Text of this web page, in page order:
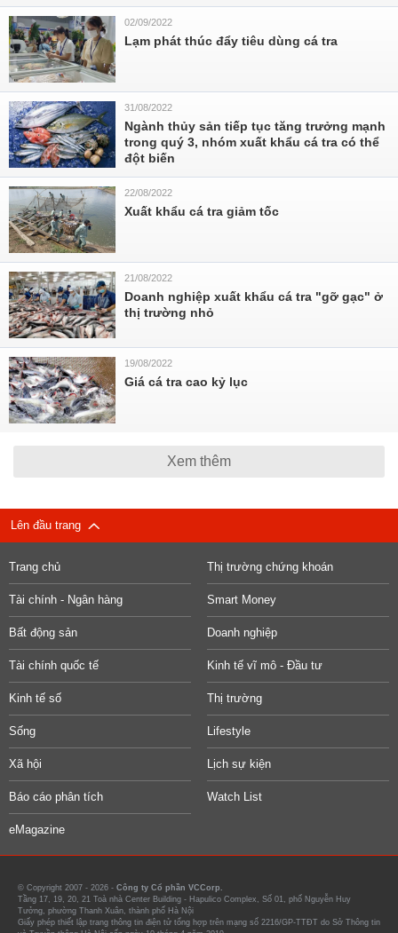
02/09/2022
Lạm phát thúc đẩy tiêu dùng cá tra
31/08/2022
Ngành thủy sản tiếp tục tăng trưởng mạnh
trong quý 3, nhóm xuất khẩu cá tra có thể
đột biến
22/08/2022
Xuất khẩu cá tra giảm tốc
21/08/2022
Doanh nghiệp xuất khẩu cá tra "gỡ gạc" ở
thị trường nhỏ
19/08/2022
Giá cá tra cao kỷ lục
Xem thêm
Lên đầu trang
Trang chủ Thị trường chứng khoán
Tài chính - Ngân hàng Smart Money
Bất động sản Doanh nghiệp
Tài chính quốc tế Kinh tế vĩ mô - Đầu tư
Kinh tế số Thị trường
Sống Lifestyle
Xã hội Lịch sự kiện
Báo cáo phân tích Watch List
eMagazine
© Copyright 2007 - 2026 - Công ty Cổ phần VCCorp.
Tầng 17, 19, 20, 21 Toà nhà Center Building - Hapulico Complex, Số 01, phố Nguyễn Huy
Tưởng, phường Thanh Xuân, thành phố Hà Nội
Giấy phép thiết lập trang thông tin điện tử tổng hợp trên mạng số 2216/GP-TTĐT do Sở Thông tin